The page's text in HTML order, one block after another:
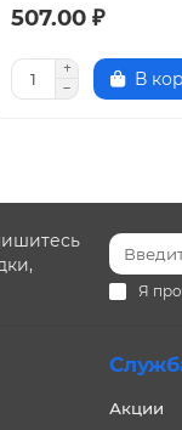
507.00 ₽
В
Я
Акции